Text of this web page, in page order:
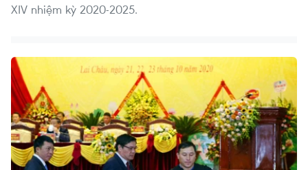
XIV nhiệm kỳ 2020-2025.